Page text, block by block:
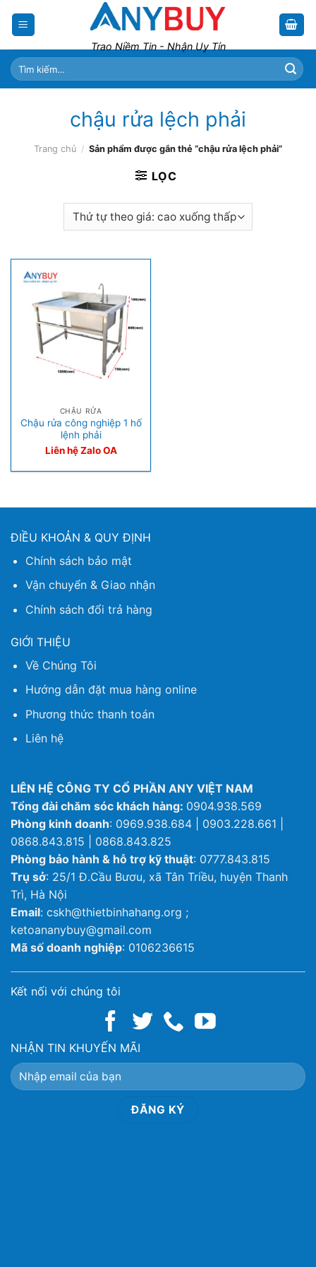
Trao Niềm Tin - Nhận Uy Tín
Tìm
kiếm:
chậu rửa lệch phải
Trang chủ / Sản phẩm được gắn thẻ “chậu rửa lệch phải”
LỌC
CHẬU RỬA
Chậu rửa công nghiệp 1 hố
lệnh phải
Liên hệ Zalo OA
ĐIỀU KHOẢN & QUY ĐỊNH
Chính sách bảo mật
Vận chuyển & Giao nhận
Chính sách đổi trả hàng
GIỚI THIỆU
Về Chúng Tôi
Hướng dẫn đặt mua hàng online
Phương thức thanh toán
Liên hệ
LIÊN HỆ CÔNG TY CỔ PHẦN ANY VIỆT NAM
Tổng đài chăm sóc khách hàng: 0904.938.569
Phòng kinh doanh: 0969.938.684 | 0903.228.661 |
0868.843.815 | 0868.843.825
Phòng bảo hành & hỗ trợ kỹ thuật: 0777.843.815
Trụ sở: 25/1 Đ.Cầu Bươu, xã Tân Triều, huyện Thanh
Trì, Hà Nội
Email: cskh@thietbinhahang.org ;
ketoananybuy@gmail.com
Mã số doanh nghiệp: 0106236615
Kết nối với chúng tôi
NHẬN TIN KHUYẾN MÃI